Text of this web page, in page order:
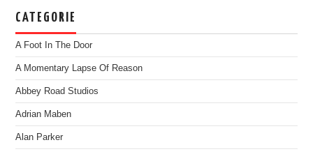
CATEGORIE
A Foot In The Door
A Momentary Lapse Of Reason
Abbey Road Studios
Adrian Maben
Alan Parker